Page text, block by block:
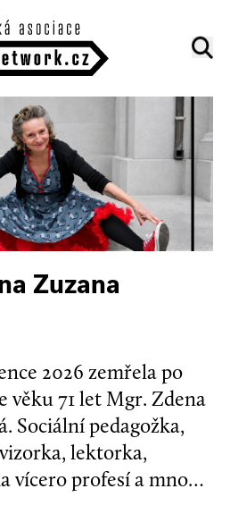
Zuzana
2026 zemřela po
věku 71 let Mgr. Zdena
Sociální pedagožka,
lektorka,
vícero profesí a mnoha